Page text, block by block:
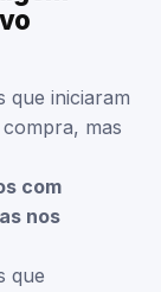
que iniciaram
mas
com
nos
que